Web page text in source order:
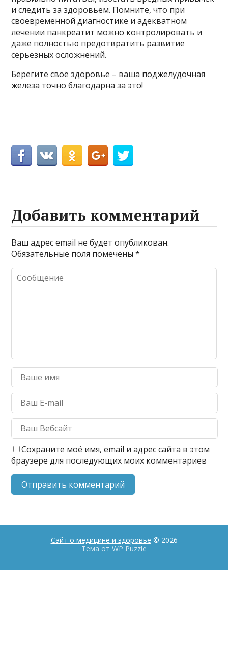
и следить за здоровьем. Помните, что при
своевременной диагностике и адекватном
лечении панкреатит можно контролировать и
даже полностью предотвратить развитие
серьезных осложнений.
Берегите своё здоровье – ваша поджелудочная
железа точно благодарна за это!
Добавить комментарий
Ваш адрес email не будет опубликован.
Обязательные поля помечены*
Сохраните моё имя, email и адрес сайта в этом
браузере для последующих моих комментариев
Сайт о медицине и здоровье © 2026
Тема от WP Puzzle